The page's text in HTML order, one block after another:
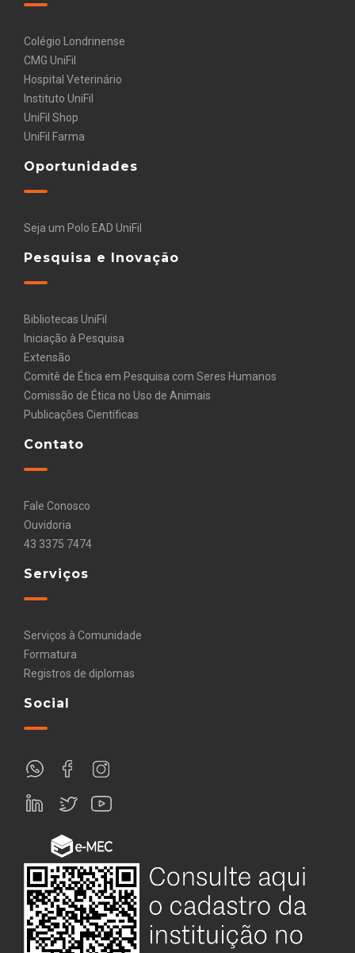
Colégio Londrinense
CMG UniFil
Hospital Veterinário
Instituto UniFil
UniFil Shop
UniFil Farma
Oportunidades
Seja um Polo EAD UniFil
Pesquisa e Inovação
Bibliotecas UniFil
Iniciação à Pesquisa
Extensão
Comitê de Ética em Pesquisa com Seres Humanos
Comissão de Ética no Uso de Animais
Publicações Científicas
Contato
Fale Conosco
Ouvidoria
43 3375 7474
Serviços
Serviços à Comunidade
Formatura
Registros de diplomas
Social